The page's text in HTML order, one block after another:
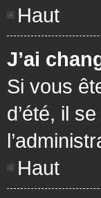
Haut
J’ai
Si vous
d’été, il
Haut